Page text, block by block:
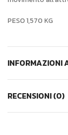
PESO 1,570 KG
INFORMAZIONI
RECENSIONI (0)